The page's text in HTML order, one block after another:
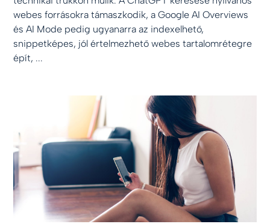
webes forrásokra támaszkodik, a Google AI Overviews
és AI Mode pedig ugyanarra az indexelhető,
snippetképes, jól értelmezhető webes tartalomrétegre
épít, ...